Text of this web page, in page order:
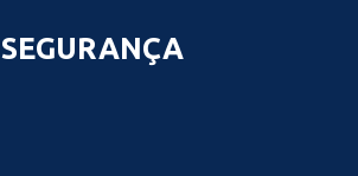
SEGURANÇA